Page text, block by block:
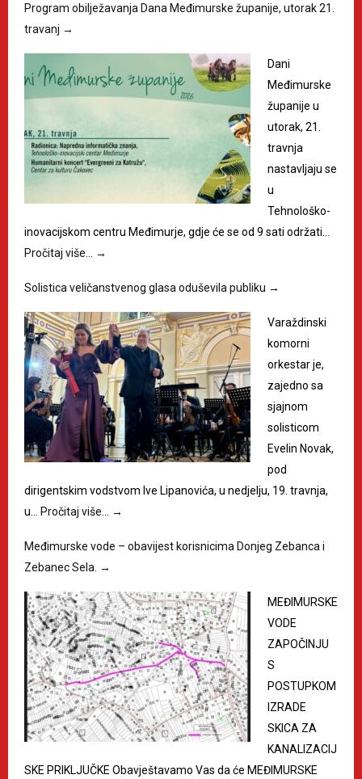
Program obilježavanja Dana Međimurske županije, utorak 21.
travanj →
Dani
Međimurske
županije u
utorak, 21.
travnja
nastavljaju se
u
Tehnološko-
inovacijskom centru Međimurje, gdje će se od 9 sati održati…
Pročitaj više… →
Solistica veličanstvenog glasa oduševila publiku →
Varaždinski
komorni
orkestar je,
zajedno sa
sjajnom
solisticom
Evelin Novak,
pod
dirigentskim vodstvom Ive Lipanovića, u nedjelju, 19. travnja,
u… Pročitaj više… →
Međimurske vode – obavijest korisnicima Donjeg Zebanca i
Zebanec Sela. →
MEĐIMURSKE
VODE
ZAPOČINJU
S
POSTUPKOM
IZRADE
SKICA ZA
KANALIZACIJ
SKE PRIKLJUČKE Obavještavamo Vas da će MEĐIMURSKE